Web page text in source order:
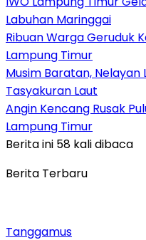
Labuhan Maringgai
Ribuan Warga Geruduk
Lampung Timur
Musim Baratan,
Tasyakuran Laut
Angin Kencang Rusak
Lampung Timur
Berita ini 58 kali dibaca
Berita Terbaru
Tanggamus